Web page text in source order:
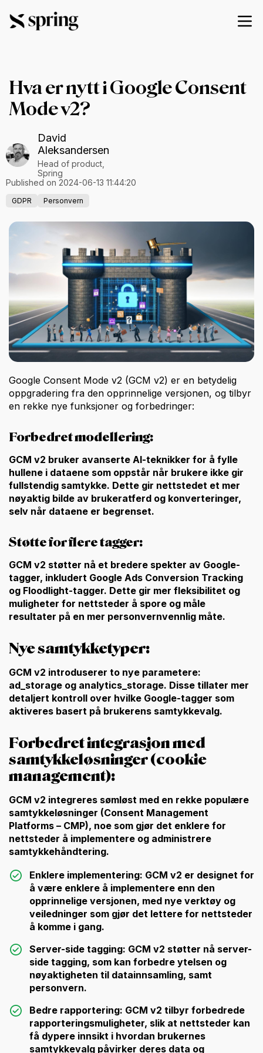
Hva er nytt i Google Consent
Mode v2?
David
Aleksandersen
Head of product,
Spring
Published on 2024-06-13 11:44:20
GDPR Personvern
Google Consent Mode v2 (GCM v2) er en betydelig
oppgradering fra den opprinnelige versjonen, og tilbyr
en rekke nye funksjoner og forbedringer:
Forbedret modellering:
GCM v2 bruker avanserte AI-teknikker for å fylle
hullene i dataene som oppstår når brukere ikke gir
fullstendig samtykke. Dette gir nettstedet et mer
nøyaktig bilde av brukeratferd og konverteringer,
selv når dataene er begrenset.
Støtte for flere tagger:
GCM v2 støtter nå et bredere spekter av Google-
tagger, inkludert Google Ads Conversion Tracking
og Floodlight-tagger. Dette gir mer fleksibilitet og
muligheter for nettsteder å spore og måle
resultater på en mer personvernvennlig måte.
Nye samtykketyper:
GCM v2 introduserer to nye parametere:
ad_storage og analytics_storage. Disse tillater mer
detaljert kontroll over hvilke Google-tagger som
aktiveres basert på brukerens samtykkevalg.
Forbedret integrasjon med
samtykkeløsninger (cookie
management):
GCM v2 integreres sømløst med en rekke populære
samtykkeløsninger (Consent Management
Platforms – CMP), noe som gjør det enklere for
nettsteder å implementere og administrere
samtykkehåndtering.
Enklere implementering: GCM v2 er designet for
å være enklere å implementere enn den
opprinnelige versjonen, med nye verktøy og
veiledninger som gjør det lettere for nettsteder
å komme i gang.
Server-side tagging: GCM v2 støtter nå server-
side tagging, som kan forbedre ytelsen og
nøyaktigheten til datainnsamling, samt
personvern.
Bedre rapportering: GCM v2 tilbyr forbedrede
rapporteringsmuligheter, slik at nettsteder kan
få dypere innsikt i hvordan brukernes
samtykkevalg påvirker deres data og